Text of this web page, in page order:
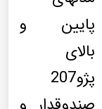
پایین و
بالای
پژو207